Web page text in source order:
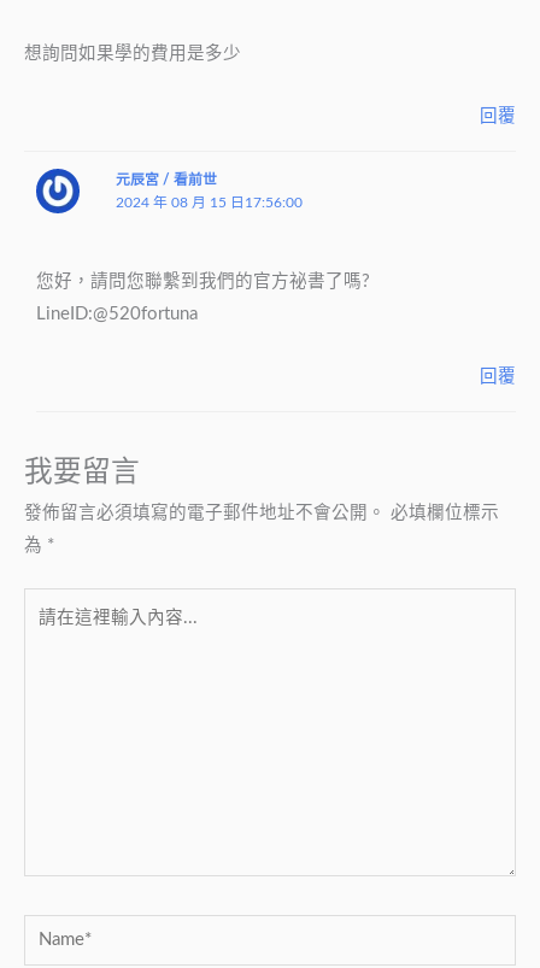
想詢問如果學的費用是多少
回覆
元辰宮 / 看前世
2024 年 08 月 15 日17:56:00
您好，請問您聯繫到我們的官方祕書了嗎?
LineID:@520fortuna
回覆
我要留言
發佈留言必須填寫的電子郵件地址不會公開。 必填欄位標示
為 *
Name*